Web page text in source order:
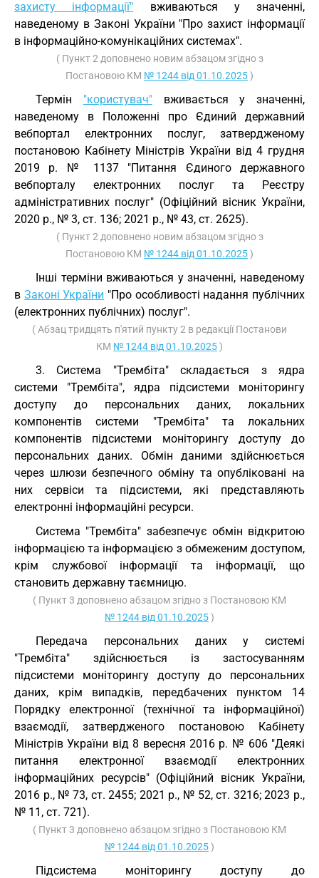
захисту інформації" вживаються у значенні,
наведеному в Законі України "Про захист інформації
в інформаційно-комунікаційних системах".
( Пункт 2 доповнено новим абзацом згідно з
Постановою КМ № 1244 від 01.10.2025)
Термін "користувач"вживається у значенні,
наведеному в Положенні про Єдиний державний
вебпортал електронних послуг, затвердженому
постановою Кабінету Міністрів України від 4 грудня
2019 р. № 1137 "Питання Єдиного державного
вебпорталу електронних послуг та Реєстру
адміністративних послуг" (Офіційний вісник України,
2020 р., № 3, ст. 136; 2021 р., № 43, ст. 2625).
( Пункт 2 доповнено новим абзацом згідно з
Постановою КМ № 1244 від 01.10.2025)
Інші терміни вживаються у значенні, наведеному
в Законі України "Про особливості надання публічних
(електронних публічних) послуг".
( Абзац тридцять п'ятий пункту 2 в редакції Постанови
КМ № 1244 від 01.10.2025)
3. Система "Трембіта" складається з ядра
системи "Трембіта", ядра підсистеми моніторингу
доступу до персональних даних, локальних
компонентів системи "Трембіта" та локальних
компонентів підсистеми моніторингу доступу до
персональних даних. Обмін даними здійснюється
через шлюзи безпечного обміну та опубліковані на
них сервіси та підсистеми, які представляють
електронні інформаційні ресурси.
Система "Трембіта" забезпечує обмін відкритою
інформацією та інформацією з обмеженим доступом,
крім службової інформації та інформації, що
становить державну таємницю.
( Пункт 3 доповнено абзацом згідно з Постановою КМ
№ 1244 від 01.10.2025)
Передача персональних даних у системі
"Трембіта" здійснюється із застосуванням
підсистеми моніторингу доступу до персональних
даних, крім випадків, передбачених пунктом 14
Порядку електронної (технічної та інформаційної)
взаємодії, затвердженого постановою Кабінету
Міністрів України від 8 вересня 2016 р. № 606 "Деякі
питання електронної взаємодії електронних
інформаційних ресурсів" (Офіційний вісник України,
2016 р., № 73, ст. 2455; 2021 р., № 52, ст. 3216; 2023 р.,
№ 11, ст. 721).
( Пункт 3 доповнено абзацом згідно з Постановою КМ
№ 1244 від 01.10.2025)
Підсистема моніторингу доступу до